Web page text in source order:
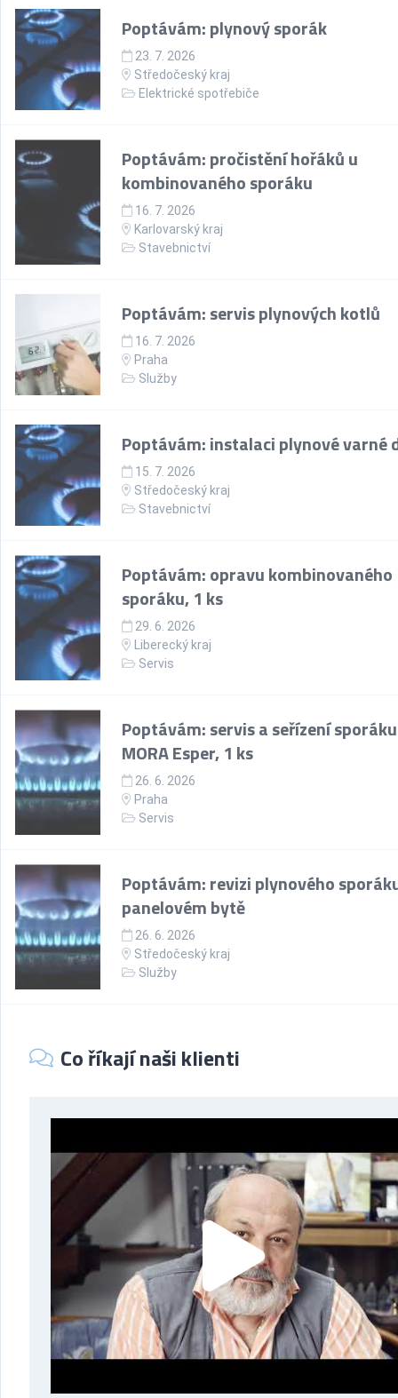
Poptávám: plynový sporák
23. 7. 2026
Středočeský kraj
Elektrické spotřebiče
Poptávám: pročistění hořáků u
kombinovaného sporáku
16. 7. 2026
Karlovarský kraj
Stavebnictví
Poptávám: servis plynových kotlů
16. 7. 2026
Praha
Služby
Poptávám: instalaci plynové varné
15. 7. 2026
Středočeský kraj
Stavebnictví
Poptávám: opravu kombinovaného
sporáku, 1 ks
29. 6. 2026
Liberecký kraj
Servis
Poptávám: servis a seřízení sporáku
MORA Esper, 1 ks
26. 6. 2026
Praha
Servis
Poptávám: revizi plynového
panelovém bytě
26. 6. 2026
Středočeský kraj
Služby
Co říkají naši klienti